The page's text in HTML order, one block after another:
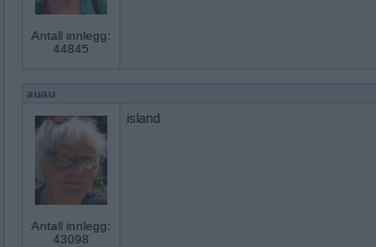
Antall innlegg:
44845
auau
Antall innlegg:
43098
island